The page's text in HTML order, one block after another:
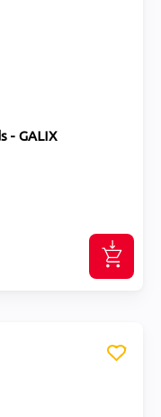
- GALIX